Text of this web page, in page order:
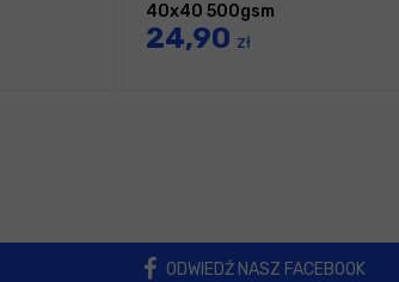
40x40 500gsm
24,90 zł
ODWIEDŹ NASZ FACEBOOK